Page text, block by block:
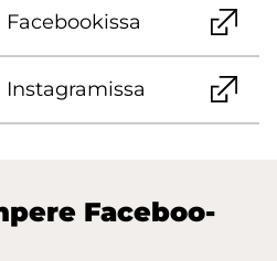
Face­boo­